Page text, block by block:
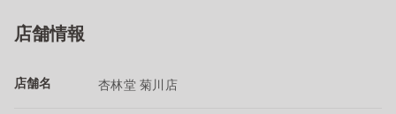
店舗情報
店舗名 杏林堂 菊川店